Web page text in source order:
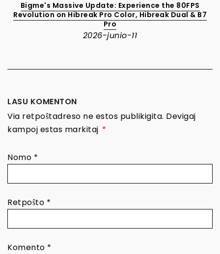
Bigme's Massive Update: Experience the 80FPS
Revolution on Hibreak Pro Color, Hibreak Dual & B7
Pro
2026-junio-11
LASU KOMENTON
Via retpoŝtadreso ne estos publikigita. Devigaj
kampoj estas markitaj *
Nomo *
Retpoŝto *
Komento *